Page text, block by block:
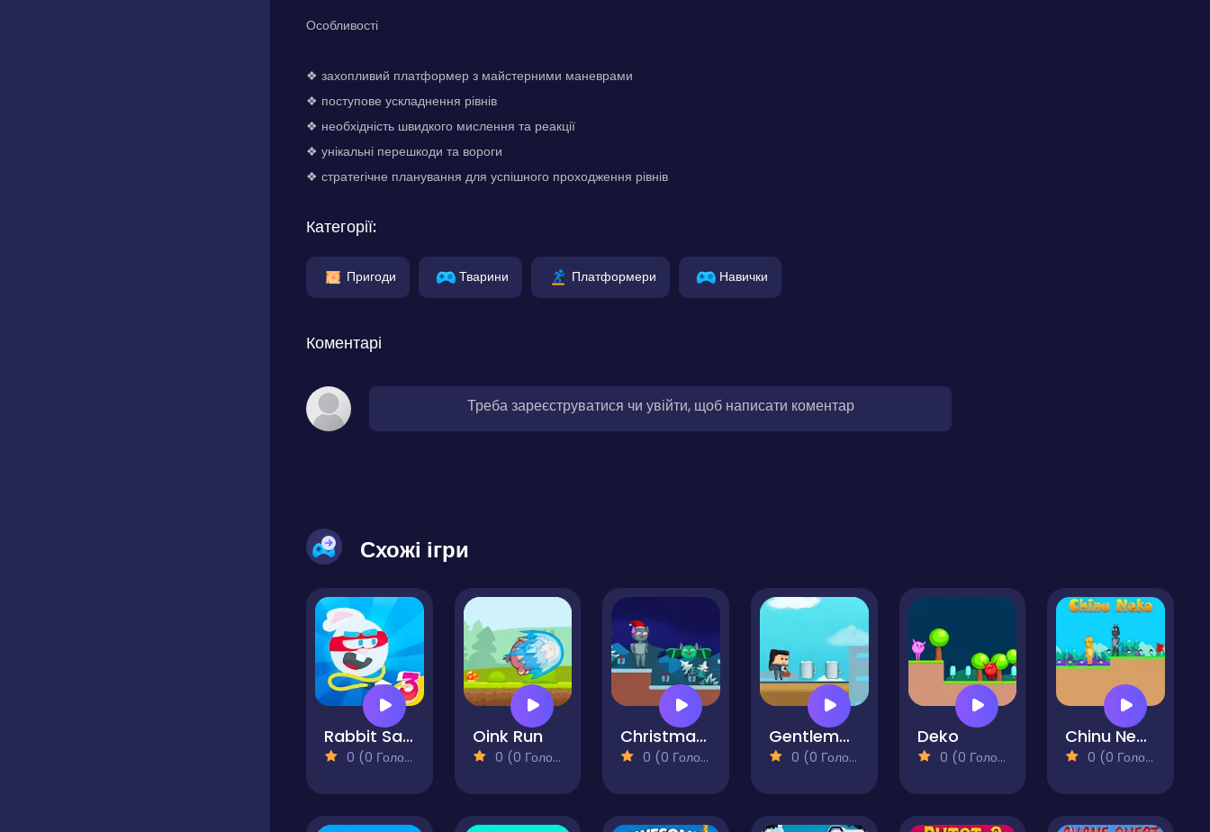
Особливості
❖ захопливий платформер з майстерними маневрами
❖ поступове ускладнення рівнів
❖ необхідність швидкого мислення та реакції
❖ унікальні перешкоди та вороги
❖ стратегічне планування для успішного проходження рівнів
Категорії:
Пригоди Тварини Платформери Навички
Коментарі
Треба зареєструватися чи увійти, щоб написати коментар
Схожі ігри
Rabbit Samurai 3
0 (0 Голосів)
Oink Run
0 (0 Голосів)
Christmas Shiboman 2
0 (0 Голосів)
Gentlemans Quest
0 (0 Голосів)
Deko
0 (0 Голосів)
Chinu Neko
0 (0 Голосів)